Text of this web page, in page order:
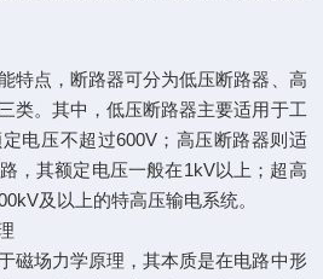
点，断路器可分为低压断路器、高
类。其中，低压断路器主要适用于工
电压不超过600V；高压断路器则适
，其额定电压一般在1kV以上；超高
及以上的特高压输电系统。
场力学原理，其本质是在电路中形